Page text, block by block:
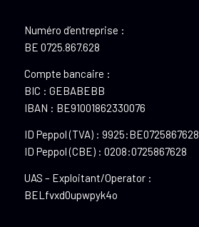
Numéro d’entreprise :
BE 0725.867.628
Compte bancaire :
BIC : GEBABEBB
IBAN : BE91001862330076
ID Peppol (TVA) : 9925:BE0725867628
ID Peppol (CBE) : 0208:0725867628
UAS – Exploitant/Operator :
BELfvxd0upwpyk4o